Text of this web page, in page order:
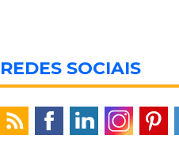
REDES SOCIAIS